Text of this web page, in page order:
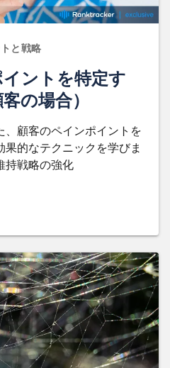
と戦略
ントを特定す
の場合）
、顧客のペインポイントを
的なテクニックを学びま
持戦略の強化